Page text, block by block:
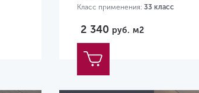
Класс применения: 33 класс
2 340 руб. м2